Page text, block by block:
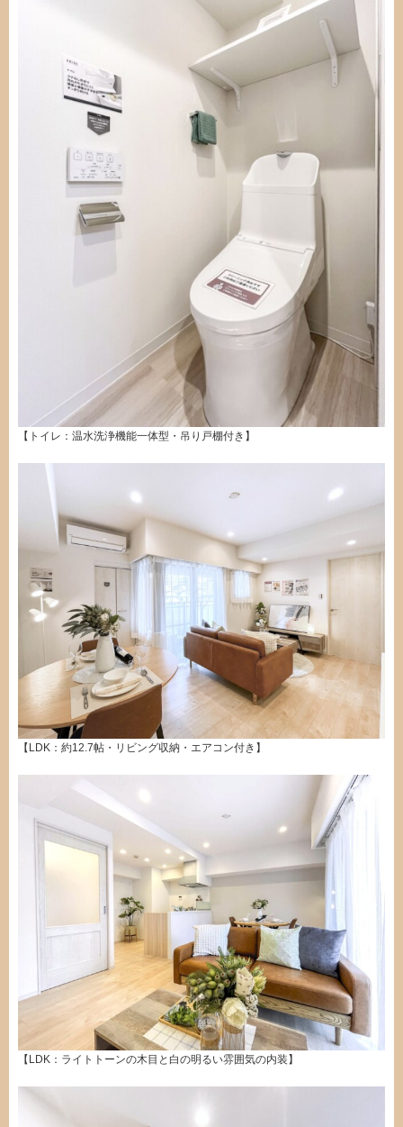
【トイレ：温水洗浄機能一体型・吊り戸棚付き】
【LDK：約12.7帖・リビング収納・エアコン付き】
【LDK：ライトトーンの木目と白の明るい雰囲気の内装】